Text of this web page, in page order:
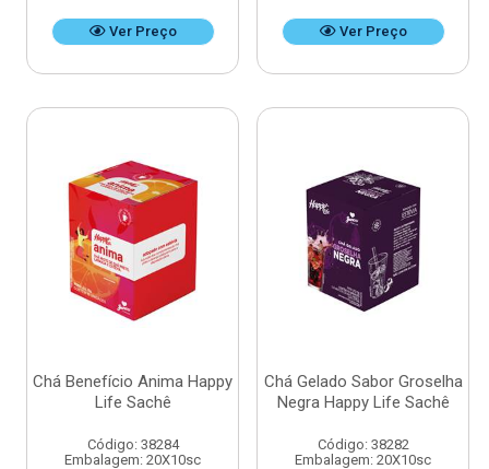
Ver Preço Ver Preço
Chá Benefício Anima Happy
Life Sachê
Código: 38284
Embalagem: 20X10sc
Chá Gelado Sabor Groselha
Negra Happy Life Sachê
Código: 38282
Embalagem: 20X10sc